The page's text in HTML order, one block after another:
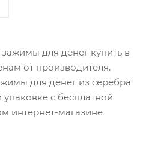
для денег купить в
от производителя.
для денег из серебра
с бесплатной
интернет-магазине